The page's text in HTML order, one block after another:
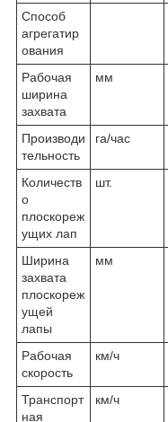
Способ
агрегатир
ования
Рабочая
ширина
захвата
мм
Производи
тельность
га/час
Количеств
о
плоскореж
ущих лап
шт.
Ширина
захвата
плоскореж
ущей
лапы
мм
Рабочая
скорость
км/ч
Транспорт
ная
км/ч